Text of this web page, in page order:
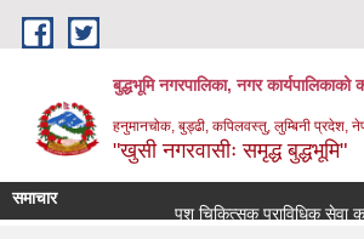
Skip to main content
बुद्धभूमि नगरपालिका, नगर कार्यपालिकाको
हनुमानचोक, बुड्ढी, कपिलवस्तु, लुम्बिनी प्रदेश,
"खुसी नगरवासीः समृद्ध बुद्धभूमि"
समाचार
पशु चिकित्सक प्राविधिक सेवा